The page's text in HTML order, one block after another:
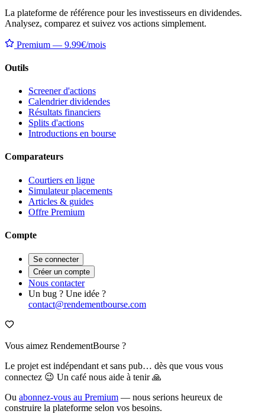
La plateforme de référence pour les investisseurs en dividendes.
Analysez, comparez et suivez vos actions simplement.
Premium — 9.99€/mois
Outils
Screener d'actions
Calendrier dividendes
Résultats financiers
Splits d'actions
Introductions en bourse
Comparateurs
Courtiers en ligne
Simulateur placements
Articles & guides
Offre Premium
Compte
Se connecter
Créer un compte
Nous contacter
Un bug ? Une idée ?
contact@rendementbourse.com
Vous aimez RendementBourse ?
Le projet est indépendant et sans pub… dès que vous vous
connectez 😉 Un café nous aide à tenir 🙏
Ou abonnez-vous au Premium — nous serions heureux de
construire la plateforme selon vos besoins.